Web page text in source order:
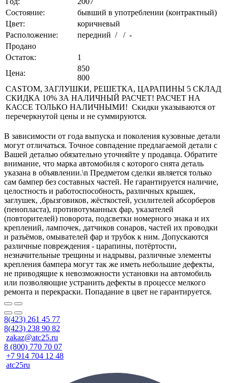
Состояние:
бывший в употреблении (контрактный)
Цвет:
коричневый
Расположение:
передний / / -
Продано
Остаток:
1
Цена:
850
800
CASTOM, ЗАГЛУШКИ, РЕШЕТКА, ЦАРАПИНЫ 5 СКЛАД
СКИДКА 10% ЗА НАЛИЧНЫЙ РАСЧЕТ! РАСЧЕТ НА
КАССЕ ТОЛЬКО НАЛИЧНЫМИ! Скидки указываются от
перечеркнутой цены и не суммируются.
В зависимости от года выпуска и поколения кузовные детали
могут отличаться. Точное совпадение предлагаемой детали с
Вашей деталью обязательно уточняйте у продавца. Обратите
внимание, что марка автомобиля с которого снята деталь
указана в объявлении.\n Предметом сделки является только
сам бампер без составных частей. Не гарантируется наличие,
целостность и работоспособность, различных крышек,
заглушек, ,брызговиков, жёсткостей, усилителей абсорберов
(пенопласта), противотуманных фар, указателей
(повторителей) поворота, подсветки номерного знака и их
креплений, лампочек, датчиков сонаров, частей их проводки
и разъёмов, омывателей фар и трубок к ним. Допускаются
различные повреждения - царапины, потёртости,
незначительные трещины и надрывы, различные элементы
крепления бампера могут так же иметь небольшие дефекты,
не приводящие к невозможности установки на автомобиль
или позволяющие устранить дефекты в процессе мелкого
ремонта и перекраски. Попадание в цвет не гарантируется.
8(423) 261 45 77
8(423) 238 90 82
zakaz@atc25.ru
8 (800) 770 70 07
+7 914 704 12 48
atc25ru